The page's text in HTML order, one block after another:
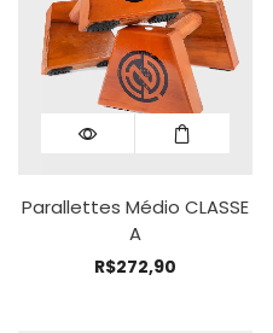
Parallettes Médio CLASSE
A
R$272,90